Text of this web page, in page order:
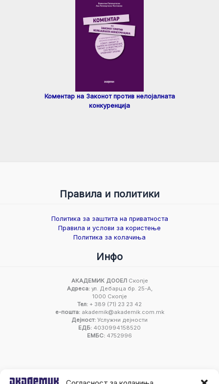
Коментар на Законот против нелојалната
конкуренција
Правила и политики
Политика за заштита на приватноста
Правила и услови за користење
Политика за колачиња
Инфо
АКАДЕМИК ДООЕЛСкопје
Адреса:ул. Дебарца бр. 25-А,
1000 Скопје
Тел: + 389 (71) 23 23 42
е-пошта:akademik@akademik.com.mk
Дејност: Услужни дејности
ЕДБ: 4030994158520
ЕМБС: 4752996